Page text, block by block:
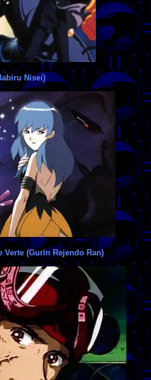
Nisei)
Verte (Gurīn Rejendo Ran)